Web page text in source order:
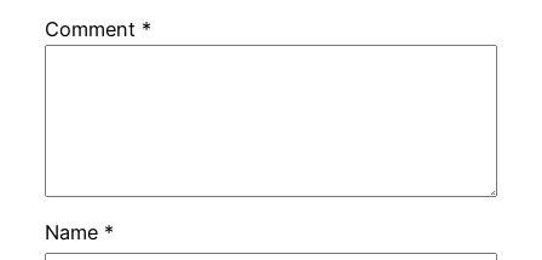
Comment *
Name *